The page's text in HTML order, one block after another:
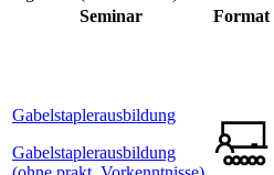
Seminar
Format
Gabelstaplerausbildung
Gabelstaplerausbildung